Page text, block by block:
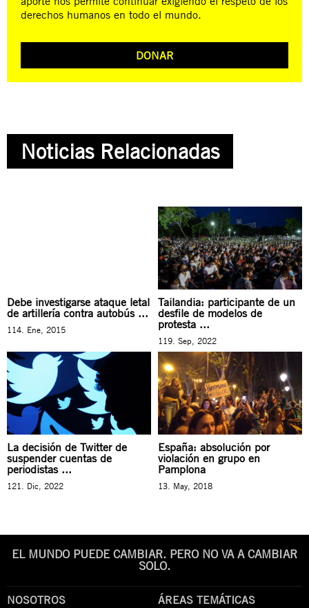
derechos humanos en todo el mundo.
DONAR
Noticias Relacionadas
Debe investigarse ataque letal
de artillería contra autobús ...
114. Ene, 2015
Tailandia: participante de un
desfile de modelos de
protesta ...
119. Sep, 2022
La decisión de Twitter de
suspender cuentas de
periodistas ...
121. Dic, 2022
España: absolución por
violación en grupo en
Pamplona
13. May, 2018
EL MUNDO PUEDE CAMBIAR. PERO NO VA A CAMBIAR
SOLO.
NOSOTROS ÁREAS TEMÁTICAS